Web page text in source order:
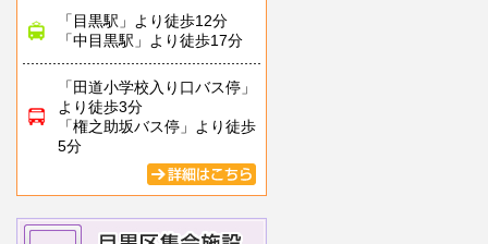
「目黒駅」より徒歩12分
「中目黒駅」より徒歩17分
「田道小学校入り口バス停」
より徒歩3分
「権之助坂バス停」より徒歩
5分